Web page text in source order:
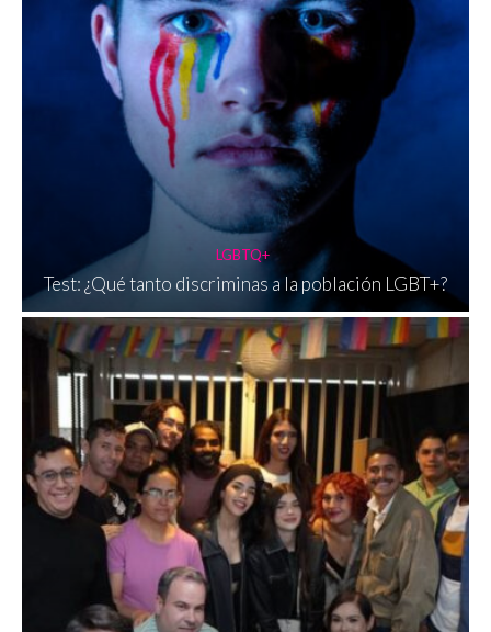
LGBTQ+
Test: ¿Qué tanto discriminas a la población LGBT+?